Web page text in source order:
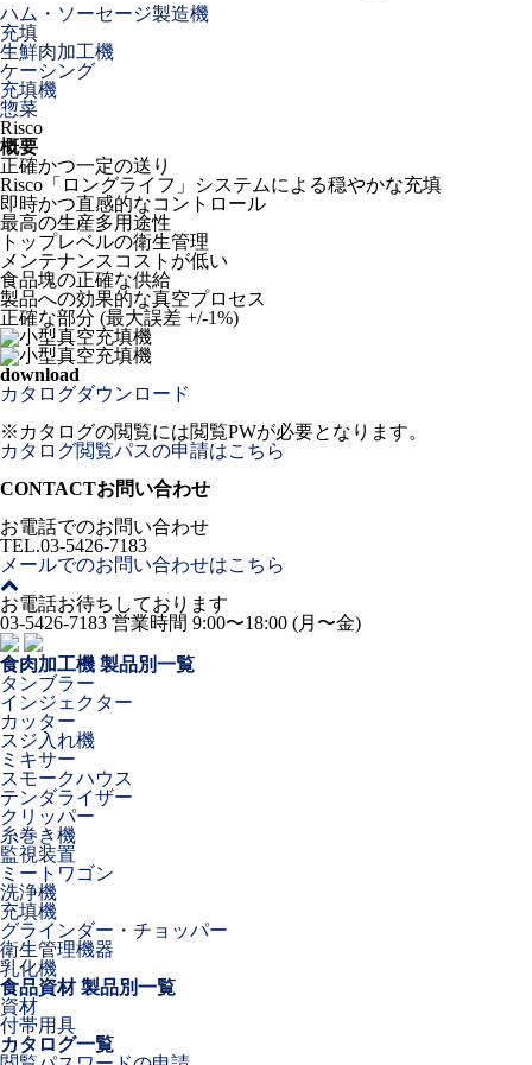
ハム・ソーセージ製造機
充填
生鮮肉加工機
ケーシング
充填機
惣菜
Risco
概要
正確かつ一定の送り
Risco「ロングライフ」システムによる穏やかな充填
即時かつ直感的なコントロール
最高の生産多用途性
トップレベルの衛生管理
メンテナンスコストが低い
食品塊の正確な供給
製品への効果的な真空プロセス
正確な部分 (最大誤差 +/-1%)
download
カタログダウンロード
※カタログの閲覧には閲覧PWが必要となります。
カタログ閲覧パスの申請はこちら
CONTACTお問い合わせ
お電話でのお問い合わせ
TEL.03-5426-7183
メールでのお問い合わせはこちら
お電話お待ちしております
03-5426-7183 営業時間 9:00〜18:00 (月〜金)
食肉加工機 製品別一覧
タンブラー
インジェクター
カッター
スジ入れ機
ミキサー
スモークハウス
テンダライザー
クリッパー
糸巻き機
監視装置
ミートワゴン
洗浄機
充填機
グラインダー・チョッパー
衛生管理機器
乳化機
食品資材 製品別一覧
資材
付帯用具
カタログ一覧